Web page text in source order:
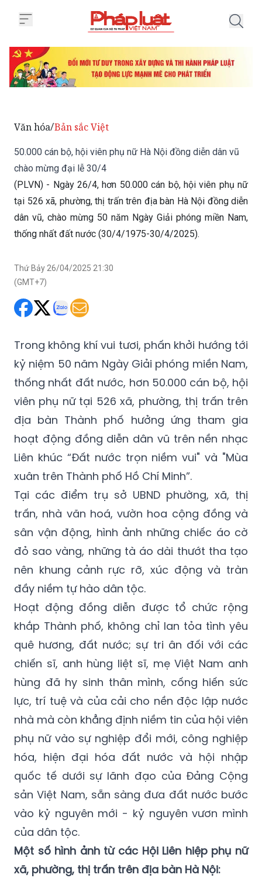
Văn hóa/Bản sắc Việt
50.000 cán bộ, hội viên phụ nữ Hà Nội đồng diễn dân vũ
chào mừng đại lễ 30/4
(PLVN) - Ngày 26/4, hơn 50.000 cán bộ, hội viên phụ nữ
tại 526 xã, phường, thị trấn trên địa bàn Hà Nội đồng diễn
dân vũ, chào mừng 50 năm Ngày Giải phóng miền Nam,
thống nhất đất nước (30/4/1975-30/4/2025).
Thứ Bảy 26/04/2025 21:30
(GMT+7)
Trong không khí vui tươi, phấn khởi hướng tới
kỷ niệm 50 năm Ngày Giải phóng miền Nam,
thống nhất đất nước, hơn 50.000 cán bộ, hội
viên phụ nữ tại 526 xã, phường, thị trấn trên
địa bàn Thành phố hưởng ứng tham gia
hoạt động đồng diễn dân vũ trên nền nhạc
Liên khúc “Đất nước trọn niềm vui" và "Mùa
xuân trên Thành phố Hồ Chí Minh”.
Tại các điểm trụ sở UBND phường, xã, thị
trấn, nhà văn hoá, vườn hoa cộng đồng và
sân vận động, hình ảnh những chiếc áo cờ
đỏ sao vàng, những tà áo dài thướt tha tạo
nên khung cảnh rực rỡ, xúc động và tràn
đầy niềm tự hào dân tộc.
Hoạt động đồng diễn được tổ chức rộng
khắp Thành phố, không chỉ lan tỏa tình yêu
quê hương, đất nước; sự tri ân đối với các
chiến sĩ, anh hùng liệt sĩ, mẹ Việt Nam anh
hùng đã hy sinh thân mình, cống hiến sức
lực, trí tuệ và của cải cho nền độc lập nước
nhà mà còn khẳng định niềm tin của hội viên
phụ nữ vào sự nghiệp đổi mới, công nghiệp
hóa, hiện đại hóa đất nước và hội nhập
quốc tế dưới sự lãnh đạo của Đảng Cộng
sản Việt Nam, sẵn sàng đưa đất nước bước
vào kỷ nguyên mới - kỷ nguyên vươn mình
của dân tộc.
Một số hình ảnh từ các Hội Liên hiệp phụ nữ
xã, phường, thị trấn trên địa bàn Hà Nội: